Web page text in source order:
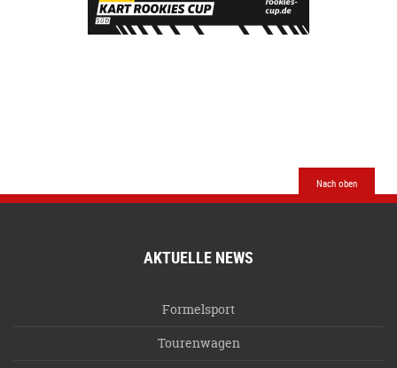
Nach oben
AKTUELLE NEWS
Formelsport
Tourenwagen